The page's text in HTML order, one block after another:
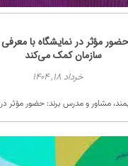
مؤثر در نمایشگاه با معرفی
سازمان کمک می‌کند
خرداد ۱۸, ۱۴۰۴
مشاور و مدرس برند: حضور مؤثر